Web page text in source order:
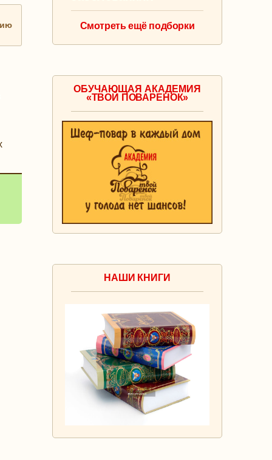
Смотреть ещё подборки
ОБУЧАЮЩАЯ АКАДЕМИЯ
«ТВОЙ ПОВАРЕНОК»
НАШИ КНИГИ